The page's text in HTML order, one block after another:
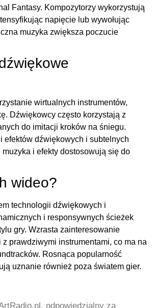
Fantasy. Kompozytorzy wykorzystują
napięcie lub wywołując
muzyka zwiększa poczucie
wirtualnych instrumentów,
Dźwiękowcy często korzystają z
do imitacji kroków na śniegu.
efektów dźwiękowych i subtelnych
i efekty dostosowują się do
wideo?
technologii dźwiękowych i
i responsywnych ścieżek
gry. Wzrasta zainteresowanie
prawdziwymi instrumentami, co ma na
Rosnąca popularność
uznanie również poza światem gier.
odpowiedzialny za